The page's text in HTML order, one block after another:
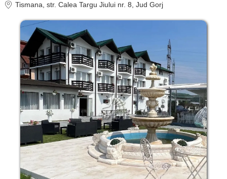
Tismana, str. Calea Targu Jiului nr. 8, Jud Gorj